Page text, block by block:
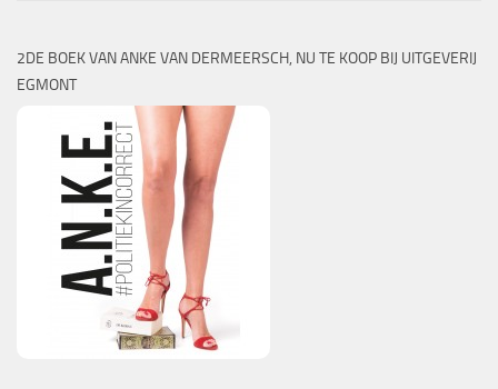
2DE BOEK VAN ANKE VAN DERMEERSCH, NU TE KOOP BIJ UITGEVERIJ
EGMONT